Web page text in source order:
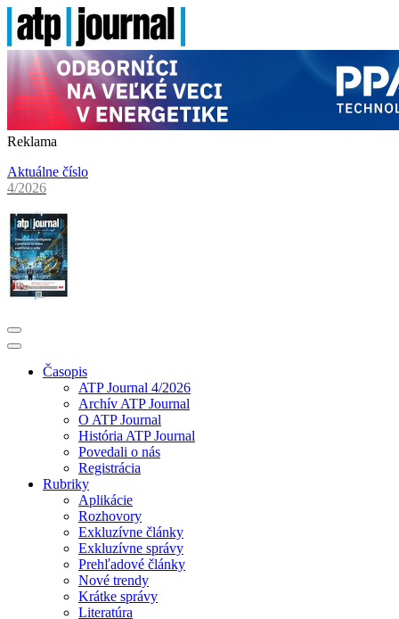
Reklama
Aktuálne číslo
4/2026
Časopis
ATP Journal 4/2026
Archív ATP Journal
O ATP Journal
História ATP Journal
Povedali o nás
Registrácia
Rubriky
Aplikácie
Rozhovory
Exkluzívne články
Exkluzívne správy
Prehľadové články
Nové trendy
Krátke správy
Literatúra